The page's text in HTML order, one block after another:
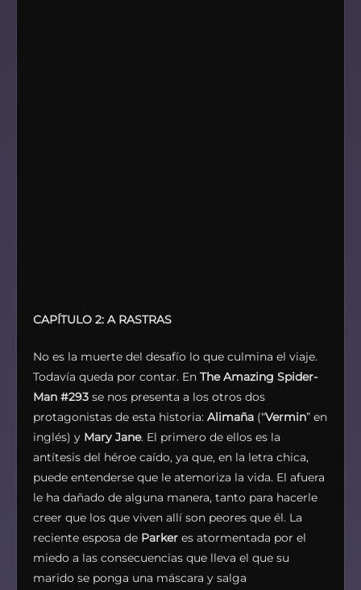
CAPÍTULO 2: A RASTRAS
No es la muerte del desafío lo que culmina el viaje.
Todavía queda por contar. En The Amazing Spider-
Man #293 se nos presenta a los otros dos
protagonistas de esta historia: Alimaña (“Vermin” en
inglés) y Mary Jane. El primero de ellos es la
antítesis del héroe caído, ya que, en la letra chica,
puede entenderse que le atemoriza la vida. El afuera
le ha dañado de alguna manera, tanto para hacerle
creer que los que viven allí son peores que él. La
reciente esposa de Parker es atormentada por el
miedo a las consecuencias que lleva el que su
marido se ponga una máscara y salga